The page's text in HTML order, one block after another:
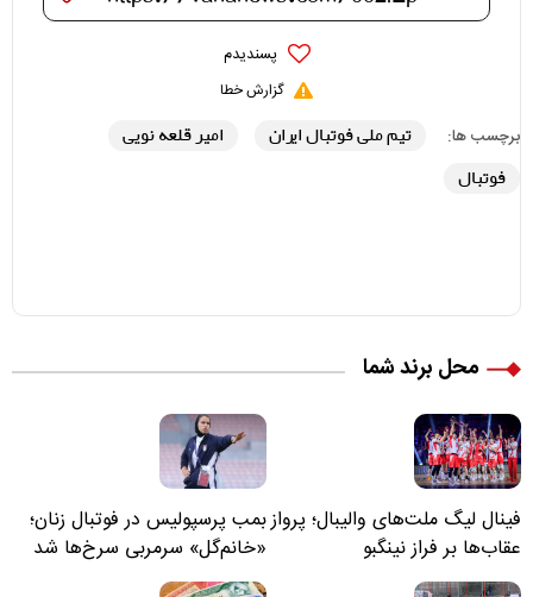
پسندیدم
گزارش خطا
برچسب ها: تیم ملی فوتبال ایران
امیر قلعه نویی
فوتبال
محل برند شما
فینال لیگ ملت‌های والیبال؛ پرواز
عقاب‌ها بر فراز نینگبو
بمب پرسپولیس در فوتبال زنان؛
«خانم‌گل» سرمربی سرخ‌ها شد